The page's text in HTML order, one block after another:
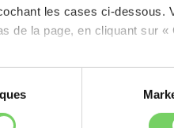
les cases ci-dessous.
de la page, en cliquant sur «
son engagement